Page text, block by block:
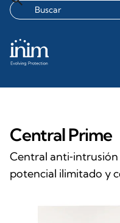
Central Prime
Central
potencial ilimitado y